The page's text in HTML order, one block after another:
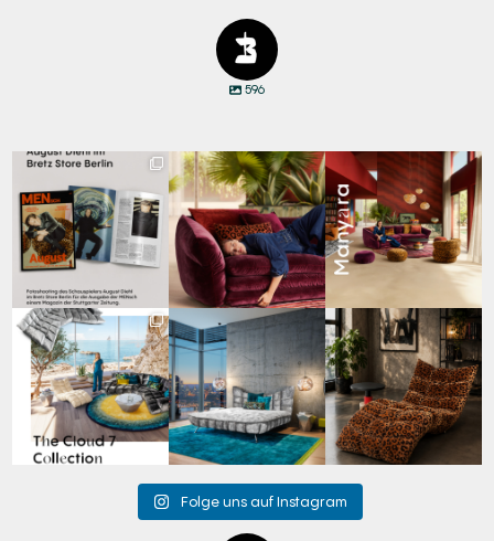
596
und Design:
Schauspieler August...
42 7
Den Kopf anlehnen. Die
Gedanken auf Reisen...
69 2
Manyara. Inspiriert von
der Weite Afrikas....
59 2
Für jeden Lieblingsplatz
die passende Cloud.
☁️...
63 1
Cloud 7 – nicht nur zum
Sitzen, sondern auch
zum...
151 3
A bold statement. A
quiet retreat.
Mit unserem...
205 4
Folge uns auf Instagram